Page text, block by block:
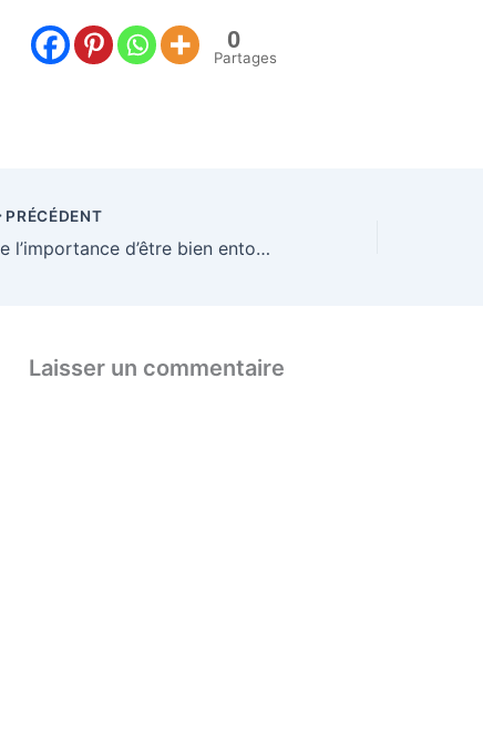
0
Partages
PRÉCÉDENT
De l’importance d’être bien entouré ❤️
Laisser un commentaire